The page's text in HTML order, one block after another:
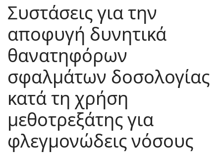
Συστάσεις για την
αποφυγή δυνητικά
θανατηφόρων
σφαλμάτων δοσολογίας
κατά τη χρήση
μεθοτρεξάτης για
φλεγμονώδεις νόσους